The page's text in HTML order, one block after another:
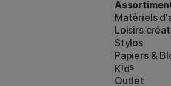
Matériels
Loisirs
Stylos
Papiers &
Kids
Outlet